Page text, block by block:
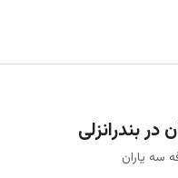
در بندرانزلی
سه یاران